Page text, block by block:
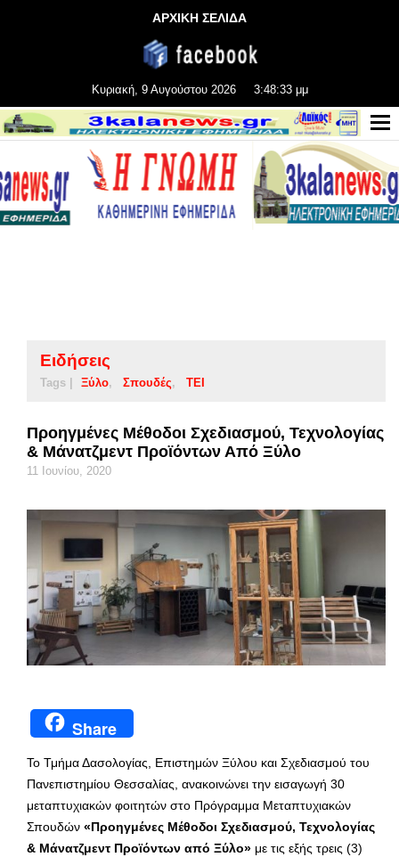
ΑΡΧΙΚΗ ΣΕΛΙΔΑ
Κυριακή, 9 Αυγούστου 2026 3:48:34 μμ
Ειδήσεις
Tags | Ξύλο Σπουδές ΤΕΙ
Προηγμένες Μέθοδοι Σχεδιασμού, Τεχνολογίας
& Μάνατζμεντ Προϊόντων Από Ξύλο
11 Ιουνίου, 2020
Share
Το Τμήμα Δασολογίας, Επιστημών Ξύλου και Σχεδιασμού του
Πανεπιστημίου Θεσσαλίας, ανακοινώνει την εισαγωγή 30
μεταπτυχιακών φοιτητών στο Πρόγραμμα Μεταπτυχιακών
Σπουδών «Προηγμένες Μέθοδοι Σχεδιασμού, Τεχνολογίας
& Μάνατζμεντ Προϊόντων από Ξύλο» με τις εξής τρεις (3)